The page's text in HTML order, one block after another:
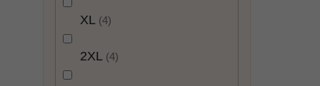
XL 4
2XL 4